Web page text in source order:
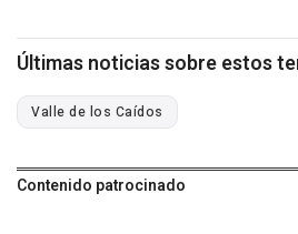
Últimas noticias sobre estos
Valle de los Caídos
Contenido patrocinado